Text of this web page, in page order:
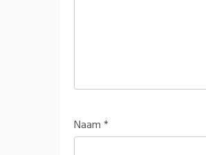
Naam*